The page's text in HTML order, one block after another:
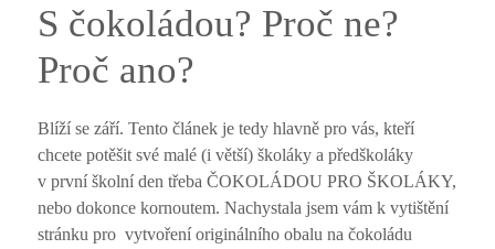
S čokoládou? Proč ne?
Proč ano?
Blíží se září. Tento článek je tedy hlavně pro vás, kteří
chcete potěšit své malé (i větší) školáky a předškoláky
v první školní den třeba ČOKOLÁDOU PRO ŠKOLÁKY,
nebo dokonce kornoutem. Nachystala jsem vám k vytištění
stránku pro vytvoření originálního obalu na čokoládu